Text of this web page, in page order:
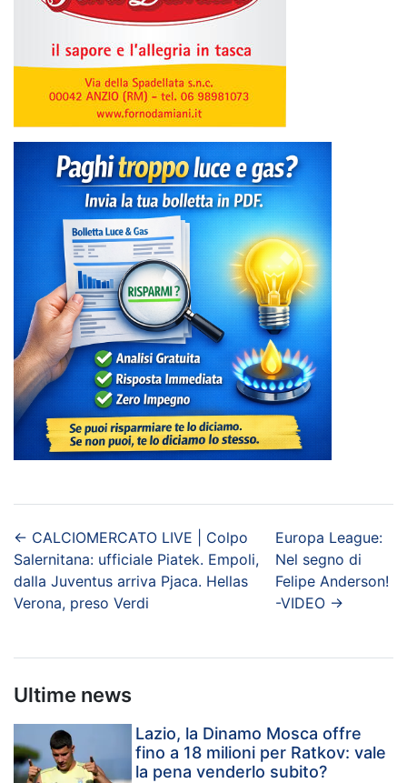
← CALCIOMERCATO LIVE | Colpo
Salernitana: ufficiale Piatek. Empoli,
dalla Juventus arriva Pjaca. Hellas
Verona, preso Verdi
Europa League:
Nel segno di
Felipe Anderson!
-VIDEO →
Ultime news
Lazio, la Dinamo Mosca offre
fino a 18 milioni per Ratkov: vale
la pena venderlo subito?